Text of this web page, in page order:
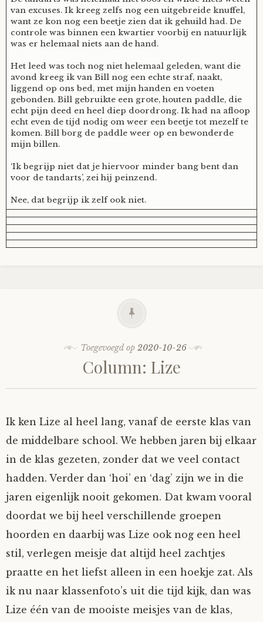
van excuses. Ik kreeg zelfs nog een uitgebreide knuffel,
want ze kon nog een beetje zien dat ik gehuild had. De
controle was binnen een kwartier voorbij en natuurlijk
was er helemaal niets aan de hand.
Het leed was toch nog niet helemaal geleden, want die
avond kreeg ik van Bill nog een echte straf, naakt,
liggend op ons bed, met mijn handen en voeten
gebonden. Bill gebruikte een grote, houten paddle, die
echt pijn deed en heel diep doordrong. Ik had na afloop
echt even de tijd nodig om weer een beetje tot mezelf te
komen. Bill borg de paddle weer op en bewonderde
mijn billen.
‘Ik begrijp niet dat je hiervoor minder bang bent dan
voor de tandarts’, zei hij peinzend.
Nee, dat begrijp ik zelf ook niet.
Toegevoegd op 2020-10-26
Column: Lize
Ik ken Lize al heel lang, vanaf de eerste klas van
de middelbare school. We hebben jaren bij elkaar
in de klas gezeten, zonder dat we veel contact
hadden. Verder dan ‘hoi’ en ‘dag’ zijn we in die
jaren eigenlijk nooit gekomen. Dat kwam vooral
doordat we bij heel verschillende groepen
hoorden en daarbij was Lize ook nog een heel
stil, verlegen meisje dat altijd heel zachtjes
praatte en het liefst alleen in een hoekje zat. Als
ik nu naar klassenfoto’s uit die tijd kijk, dan was
Lize één van de mooiste meisjes van de klas,